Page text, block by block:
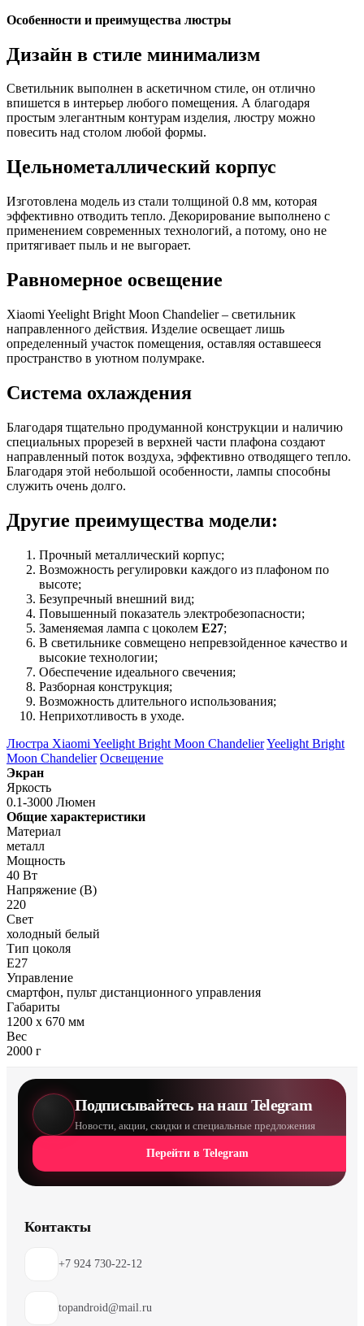
Особенности и преимущества люстры
Дизайн в стиле минимализм
Светильник выполнен в аскетичном стиле, он отлично
впишется в интерьер любого помещения. А благодаря
простым элегантным контурам изделия, люстру можно
повесить над столом любой формы.
Цельнометаллический корпус
Изготовлена модель из стали толщиной 0.8 мм, которая
эффективно отводить тепло. Декорирование выполнено с
применением современных технологий, а потому, оно не
притягивает пыль и не выгорает.
Равномерное освещение
Xiaomi Yeelight Bright Moon Chandelier – светильник
направленного действия. Изделие освещает лишь
определенный участок помещения, оставляя оставшееся
пространство в уютном полумраке.
Система охлаждения
Благодаря тщательно продуманной конструкции и наличию
специальных прорезей в верхней части плафона создают
направленный поток воздуха, эффективно отводящего тепло.
Благодаря этой небольшой особенности, лампы способны
служить очень долго.
Другие преимущества модели:
Прочный металлический корпус;
Возможность регулировки каждого из плафоном по
высоте;
Безупречный внешний вид;
Повышенный показатель электробезопасности;
Заменяемая лампа с цоколем Е27;
В светильнике совмещено непревзойденное качество и
высокие технологии;
Обеспечение идеального свечения;
Разборная конструкция;
Возможность длительного использования;
Неприхотливость в уходе.
Люстра Xiaomi Yeelight Bright Moon ChandelierYeelight Bright
Moon Chandelier Освещение
Экран
Яркость
0.1-3000 Люмен
Общие характеристики
Материал
металл
Мощность
40 Вт
Напряжение (В)
220
Свет
холодный белый
Тип цоколя
E27
Управление
смартфон, пульт дистанционного управления
Габариты
1200 х 670 мм
Вес
2000 г
Подписывайтесь на наш Telegram
Новости, акции, скидки и специальные предложения
Перейти в Telegram
Контакты
+7 924 730-22-12
topandroid@mail.ru